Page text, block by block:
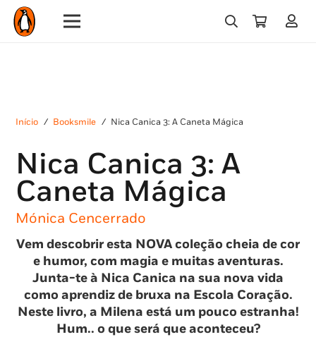
Início / Booksmile / Nica Canica 3: A Caneta Mágica
Nica Canica 3: A
Caneta Mágica
Mónica Cencerrado
Vem descobrir esta NOVA coleção cheia de cor
e humor, com magia e muitas aventuras.
Junta-te à Nica Canica na sua nova vida
como aprendiz de bruxa na Escola Coração.
Neste livro, a Milena está um pouco estranha!
Hum.. o que será que aconteceu?